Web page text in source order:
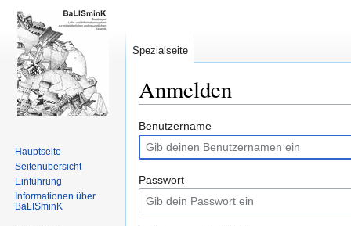
Anmelden
Zur
Navigation
springen
Zur
Suche
springen
Benutzername
Passwort
Spezialseite
Hauptseite
Seitenübersicht
Einführung
Informationen über
BaLISminK